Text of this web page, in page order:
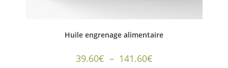
Huile engrenage alimentaire
39.60€ – 141.60€